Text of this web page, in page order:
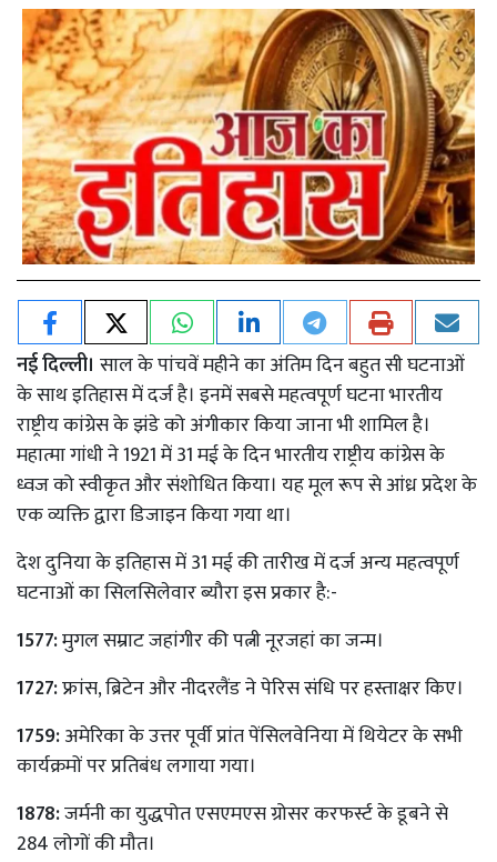
नई दिल्ली। साल के पांचवें महीने का अंतिम दिन बहुत सी घटनाओं
के साथ इतिहास में दर्ज है। इनमें सबसे महत्वपूर्ण घटना भारतीय
राष्ट्रीय कांग्रेस के झंडे को अंगीकार किया जाना भी शामिल है।
महात्मा गांधी ने 1921 में 31 मई के दिन भारतीय राष्ट्रीय कांग्रेस के
ध्वज को स्वीकृत और संशोधित किया। यह मूल रूप से आंध्र प्रदेश के
एक व्यक्ति द्वारा डिजाइन किया गया था।
देश दुनिया के इतिहास में 31 मई की तारीख में दर्ज अन्य महत्वपूर्ण
घटनाओं का सिलसिलेवार ब्यौरा इस प्रकार है:-
1577:मुगल सम्राट जहांगीर की पत्नी नूरजहां का जन्म।
1727:फ्रांस, ब्रिटेन और नीदरलैंड ने पेरिस संधि पर हस्ताक्षर किए।
1759:अमेरिका के उत्तर पूर्वी प्रांत पेंसिलवेनिया में थियेटर के सभी
कार्यक्रमों पर प्रतिबंध लगाया गया।
1878:जर्मनी का युद्धपोत एसएमएस ग्रोसर करफर्स्ट के डूबने से
284 लोगों की मौत।